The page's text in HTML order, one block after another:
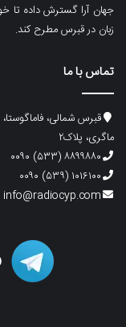
جهان آرا گسترش داده تا
زبان در قبرس مطرح کند.
تماس با ما
ماگری، پلاک۲
۸۸۹۹۸۸۰ (۵۳۳) ۰۰۹۰
۱۰۱۶۱۰۰ (۵۳۹) ۰۰۹۰
info@radiocyp.com